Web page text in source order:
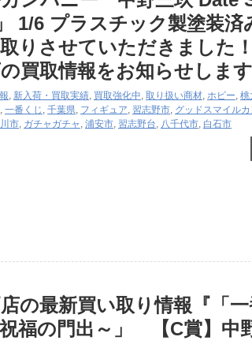
​1/6 ​プラスチック製塗装済
りさせていただきました
買取情報をお知らせします
, 新入荷・買取実績, 買取強化中, 取り扱い商材, ホビー, 桃
, 一番くじ , 千葉県, フィギュア, 習志野市, グッドスマイル
市, ガチャガチャ , 浦安市, 習志野台, 八千代市, 白石市
の最新買い取り情報『「一
福の門出～」 【​C賞】中